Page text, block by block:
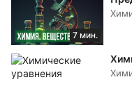
7 мин.